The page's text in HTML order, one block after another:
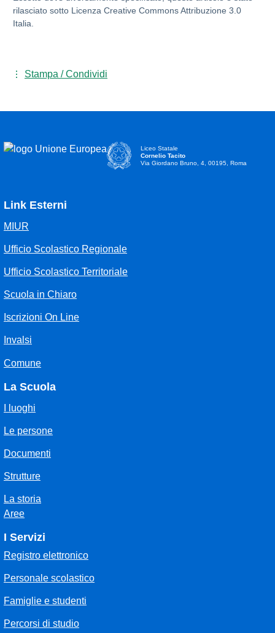
rilasciato sotto Licenza Creative Commons Attribuzione 3.0
Italia.
Stampa / Condividi
Liceo Statale
Cornelio Tacito
Via Giordano Bruno, 4, 00195, Roma
Link Esterni
MIUR
Ufficio Scolastico Regionale
Ufficio Scolastico Territoriale
Scuola in Chiaro
Iscrizioni On Line
Invalsi
Comune
La Scuola
I luoghi
Le persone
Documenti
Strutture
La storia
Aree
I Servizi
Registro elettronico
Personale scolastico
Famiglie e studenti
Percorsi di studio